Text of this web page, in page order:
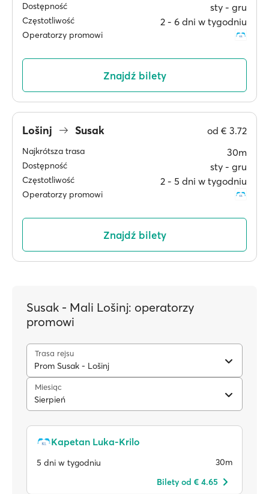
Dostępność sty ‐ gru
Częstotliwość 2 ‐ 6 dni w tygodniu
Operatorzy promowi
Znajdź bilety
Lošinj Susak od € 3.72
Najkrótsza trasa 30m
Dostępność sty ‐ gru
Częstotliwość 2 ‐ 5 dni w tygodniu
Operatorzy promowi
Znajdź bilety
Susak - Mali Lošinj: operatorzy
promowi
Trasa rejsu
Prom Susak - Lošinj
Miesiąc
Sierpień
Kapetan Luka-Krilo
5 dni w tygodniu
30m
Bilety od € 4.65